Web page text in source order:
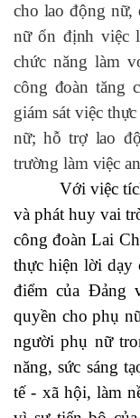
cho lao động nữ,
nữ ổn định việc
chức năng làm
công đoàn tăng
giám sát việc
nữ; hỗ trợ lao
trường làm việc
Với việc tích
và phát huy vai
công đoàn Lai
thực hiện lời dạy
điểm của Đảng
quyền cho phụ
người phụ nữ
năng, sức sáng
tế - xã hội, làm